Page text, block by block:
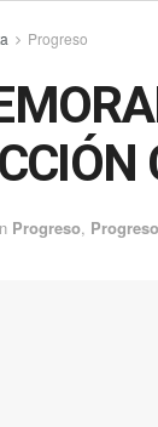
Progreso
Progreso,